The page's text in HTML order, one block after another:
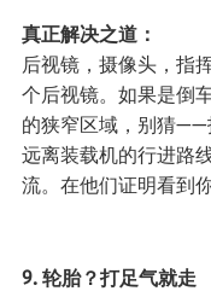
真正解决之道：
后视镜，摄像头，指
个后视镜。如果是倒
的狭窄区域，别猜——
远离装载机的行进路
流。在他们证明看到
9. 轮胎？打足气就走